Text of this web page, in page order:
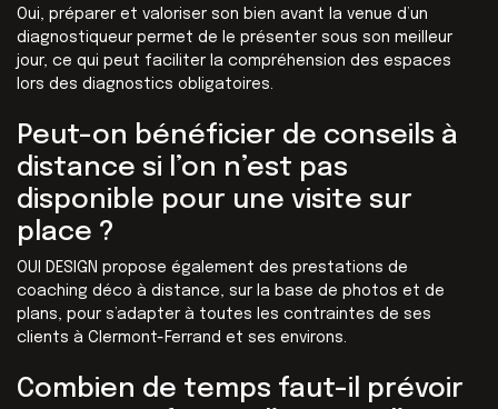
Oui, préparer et valoriser son bien avant la venue d’un
diagnostiqueur permet de le présenter sous son meilleur
jour, ce qui peut faciliter la compréhension des espaces
lors des diagnostics obligatoires.
Peut-on bénéficier de conseils à
distance si l’on n’est pas
disponible pour une visite sur
place ?
OUI DESIGN propose également des prestations de
coaching déco à distance, sur la base de photos et de
plans, pour s’adapter à toutes les contraintes de ses
clients à Clermont-Ferrand et ses environs.
Combien de temps faut-il prévoir